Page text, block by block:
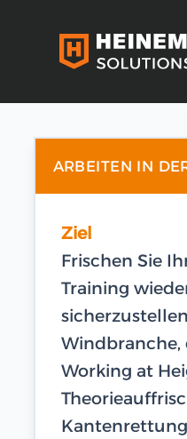
ARBEITEN IN
Ziel
Frischen Sie
Training
Windbranche,
Working at